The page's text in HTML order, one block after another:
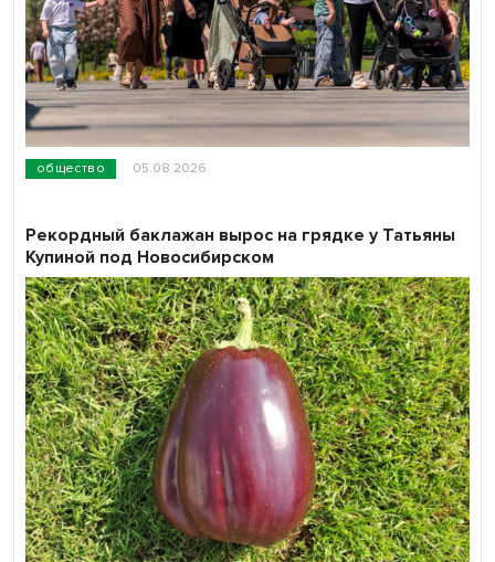
общество 05.08.2026
Рекордный баклажан вырос на грядке у Татьяны
Купиной под Новосибирском